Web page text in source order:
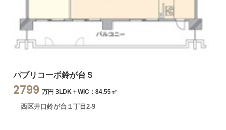
パブリコーポ鈴が台Ｓ
2799 万円 3LDK＋WIC：84.55㎡
西区井口鈴が台１丁目2-9